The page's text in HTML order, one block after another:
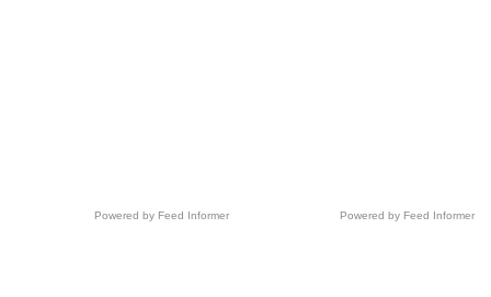
Powered by Feed Informer Powered by Feed Informer